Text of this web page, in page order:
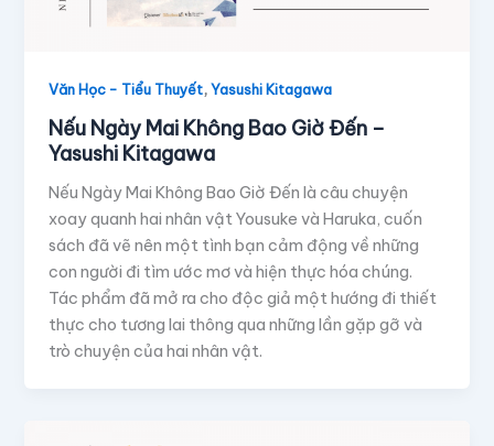
Văn Học - Tiểu Thuyết,Yasushi Kitagawa
Nếu Ngày Mai Không Bao Giờ Đến –
Yasushi Kitagawa
Nếu Ngày Mai Không Bao Giờ Đến là câu chuyện
xoay quanh hai nhân vật Yousuke và Haruka, cuốn
sách đã vẽ nên một tình bạn cảm động về những
con người đi tìm ước mơ và hiện thực hóa chúng.
Tác phẩm đã mở ra cho độc giả một hướng đi thiết
thực cho tương lai thông qua những lần gặp gỡ và
trò chuyện của hai nhân vật.